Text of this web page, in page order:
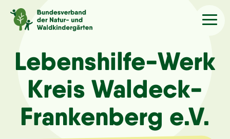
Sprache/Language
Aktuelles
Über uns
Lebenshilfe-Werk
Kreis Waldeck-
Frankenberg e.V.